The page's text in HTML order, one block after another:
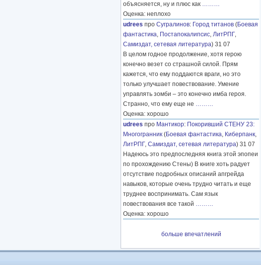
объясняется, ну и плюс как ………
Оценка: неплохо
udrees про Сугралинов: Город титанов (Боевая
фантастика, Постапокалипсис, ЛитРПГ,
Самиздат, сетевая литература) 31 07
В целом годное продолжение, хотя герою
конечно везет со страшной силой. Прям
кажется, что ему поддаются враги, но это
только улучшает повествование. Умение
управлять зомби – это конечно имба героя.
Странно, что ему еще не ………
Оценка: хорошо
udrees про Мантикор: Покоривший СТЕНУ 23:
Многогранник (Боевая фантастика, Киберпанк,
ЛитРПГ, Самиздат, сетевая литература) 31 07
Надеюсь это предпоследняя книга этой эпопеи
по прохождению Стены) В книге хоть радует
отсутствие подробных описаний апгрейда
навыков, которые очень трудно читать и еще
труднее воспринимать. Сам язык
повествования все такой ………
Оценка: хорошо
больше впечатлений